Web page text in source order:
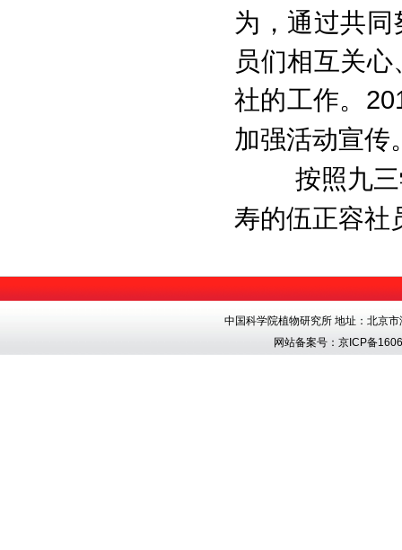
为，通过共
员们相互关
社的工作。
加强活动宣传
按照九
寿的伍正容社
中国科学院植物研究所 地址：北京
网站备案号：京ICP备